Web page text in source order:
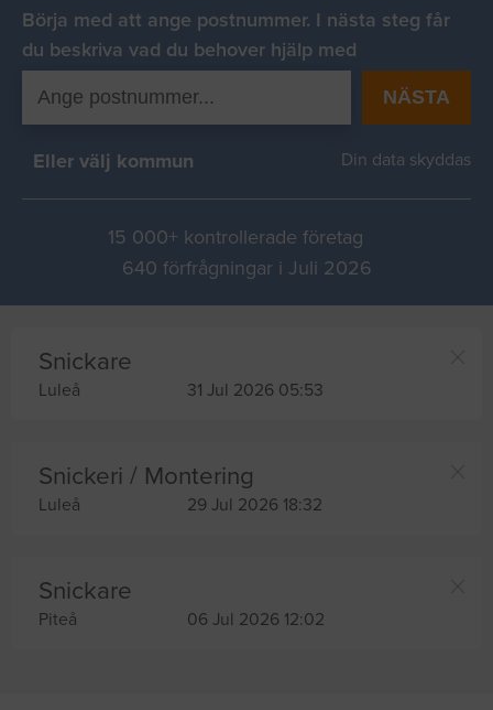
Börja med att ange postnummer. I nästa steg får
du beskriva vad du behover hjälp med
NÄSTA
Eller välj kommun Din data skyddas
15 000+ kontrollerade företag
640 förfrågningar i Juli 2026
Snickare
Luleå 31 Jul 2026 05:53
Snickeri / Montering
Luleå 29 Jul 2026 18:32
Snickare
Piteå 06 Jul 2026 12:02